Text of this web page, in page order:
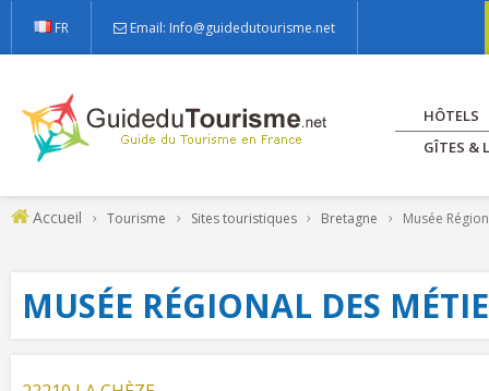
FR Email: Info@guidedutourisme.net
HÔTELS
GÎTES &
Accueil Tourisme Sites touristiques Bretagne Musée
MUSÉE RÉGIONAL DES